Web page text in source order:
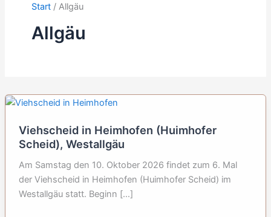
Start Allgäu
Allgäu
Viehscheid in Heimhofen (Huimhofer
Scheid), Westallgäu
Am Samstag den 10. Oktober 2026 findet zum 6. Mal
der Viehscheid in Heimhofen (Huimhofer Scheid) im
Westallgäu statt. Beginn […]